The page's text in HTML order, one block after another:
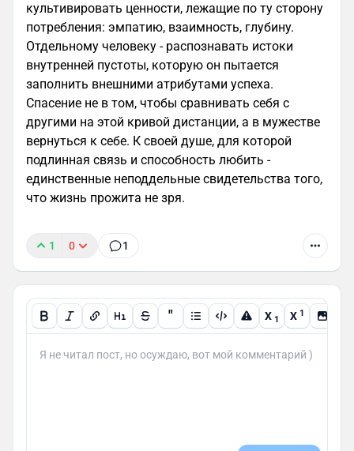
культивировать ценности, лежащие по ту сторону
потребления: эмпатию, взаимность, глубину.
Отдельному человеку - распознавать истоки
внутренней пустоты, которую он пытается
заполнить внешними атрибутами успеха.
Спасение не в том, чтобы сравнивать себя с
другими на этой кривой дистанции, а в мужестве
вернуться к себе. К своей душе, для которой
подлинная связь и способность любить -
единственные неподдельные свидетельства того,
что жизнь прожита не зря.
1 0 1
" X 1 X 1